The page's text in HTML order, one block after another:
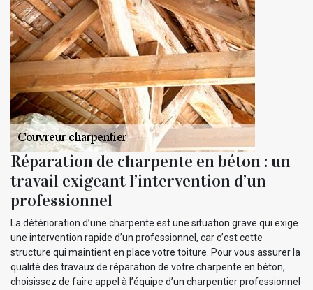
Réparation de charpente en béton : un
travail exigeant l’intervention d’un
professionnel
La détérioration d’une charpente est une situation grave qui exige
une intervention rapide d’un professionnel, car c’est cette
structure qui maintient en place votre toiture. Pour vous assurer la
qualité des travaux de réparation de votre charpente en béton,
choisissez de faire appel à l’équipe d’un charpentier professionnel